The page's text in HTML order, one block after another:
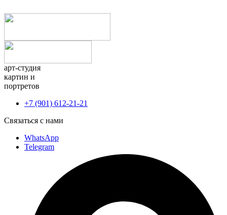
арт-студия
картин и
портретов
+7 (901) 612-21-21
Связаться с нами
WhatsApp
Telegram